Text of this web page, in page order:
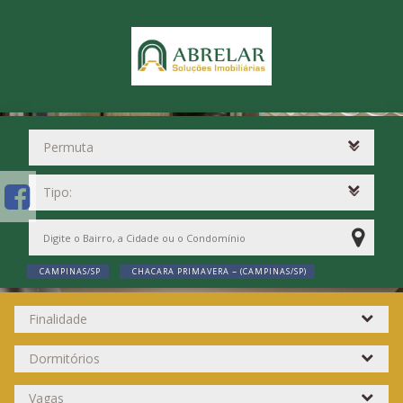
CAMPINAS/SP CHACARA PRIMAVERA ~ (CAMPINAS/SP)